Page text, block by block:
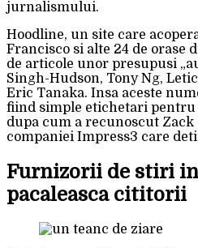
jurnalismului.
Hoodline, un site care
Francisco si alte 24 de orase
de articole unor presupusi
Singh-Hudson, Tony Ng,
Eric Tanaka. Insa aceste
fiind simple etichetari pentru
dupa cum a recunoscut
companiei Impress3 care
Furnizorii de stiri
pacaleasca cititorii